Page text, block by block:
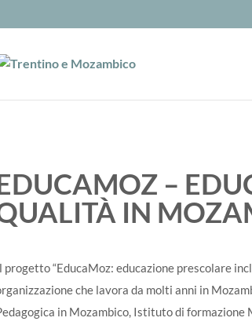
–
IN
progetto “EducaMoz: educazione prescolare
che lavora da molti anni in
in Mozambico, Istituto di formazione